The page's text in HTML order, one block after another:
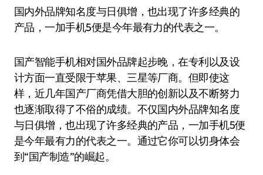
国内外品牌知名度与日俱增，也出现了许多经典的
产品，一加手机5便是今年最有力的代表之一。
国产智能手机相对国外品牌起步晚，在专利以及设
计方面一直受限于苹果、三星等厂商。但即使这
样，近几年国产厂商凭借大胆的创新以及不断努力
也逐渐取得了不俗的成绩。不仅国内外品牌知名度
与日俱增，也出现了许多经典的产品，一加手机5便
是今年最有力的代表之一。通过它你可以切身体会
到“国产制造”的崛起。